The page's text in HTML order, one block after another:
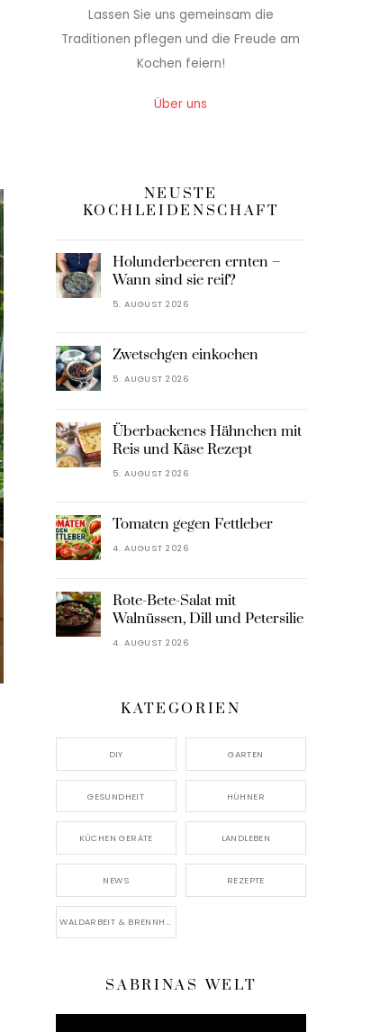
Lassen Sie uns gemeinsam die
Traditionen pflegen und die Freude am
Kochen feiern!
Über uns
NEUSTE
KOCHLEIDENSCHAFT
Holunderbeeren ernten –
Wann sind sie reif?
5. AUGUST 2026
Zwetschgen einkochen
5. AUGUST 2026
Überbackenes Hähnchen mit
Reis und Käse Rezept
5. AUGUST 2026
Tomaten gegen Fettleber
4. AUGUST 2026
Rote-Bete-Salat mit
Walnüssen, Dill und Petersilie
4. AUGUST 2026
KATEGORIEN
DIY GARTEN
GESUNDHEIT HÜHNER
KÜCHEN GERÄTE LANDLEBEN
NEWS REZEPTE
WALDARBEIT & BRENNHOLZ
SABRINAS WELT